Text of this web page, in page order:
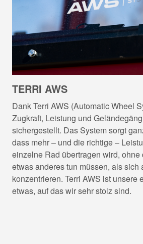
TERRI AWS
Dank Terri AWS (Automatic Wheel
Zugkraft, Leistung und
sichergestellt. Das System sorgt
dass mehr – und die richtige –
einzelne Rad übertragen wird,
etwas anderes tun müssen, als sich
konzentrieren. Terri AWS ist unsere
etwas, auf das wir sehr stolz sind.